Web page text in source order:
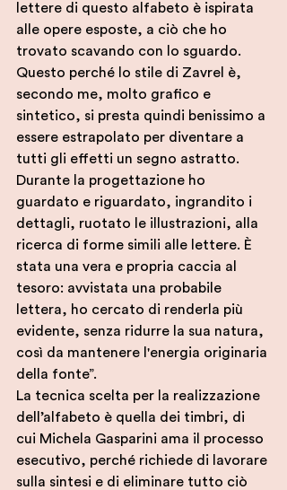
lettere di questo alfabeto è ispirata
alle opere esposte, a ciò che ho
trovato scavando con lo sguardo.
Questo perché lo stile di Zavrel è,
secondo me, molto grafico e
sintetico, si presta quindi benissimo a
essere estrapolato per diventare a
tutti gli effetti un segno astratto.
Durante la progettazione ho
guardato e riguardato, ingrandito i
dettagli, ruotato le illustrazioni, alla
ricerca di forme simili alle lettere. È
stata una vera e propria caccia al
tesoro: avvistata una probabile
lettera, ho cercato di renderla più
evidente, senza ridurre la sua natura,
così da mantenere l'energia originaria
della fonte”.
La tecnica scelta per la realizzazione
dell’alfabeto è quella dei timbri, di
cui Michela Gasparini ama il processo
esecutivo, perché richiede di lavorare
sulla sintesi e di eliminare tutto ciò